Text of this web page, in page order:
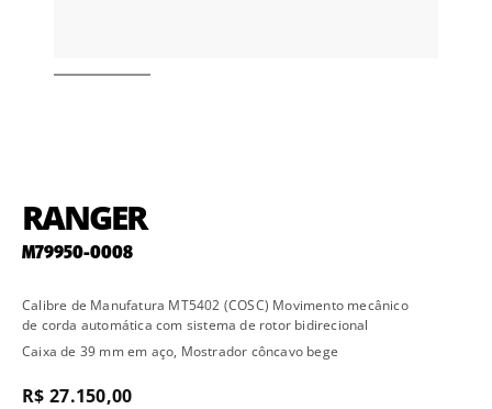
RANGER
M79950-0008
Calibre de Manufatura MT5402 (COSC) Movimento mecânico
de corda automática com sistema de rotor bidirecional
Caixa de 39 mm em aço, Mostrador côncavo bege
R$ 27.150,00